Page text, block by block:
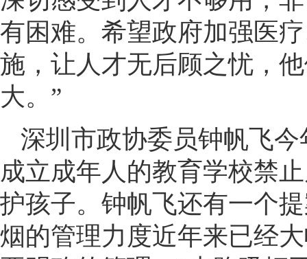
有困难。希望政府加强医
施，让人才无后顾之忧，
大。”
深圳市政协委员钟帆飞
成立成年人的教育学校禁
护孩子。钟帆飞还有一个
烟的管理力度近年来已经